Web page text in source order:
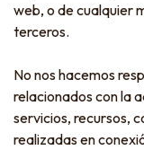
web, o de cualquier
terceros.
No nos hacemos
relacionados con la
servicios, recursos,
realizadas en